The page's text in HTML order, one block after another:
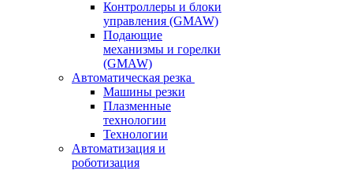
Контроллеры и блоки
управления (GMAW)
Подающие
механизмы и горелки
(GMAW)
Автоматическая резка
Машины резки
Плазменные
технологии
Технологии
Автоматизация и
роботизация